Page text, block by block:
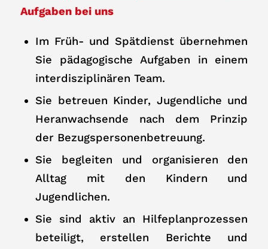
Aufgaben bei uns
Im Früh- und Spätdienst übernehmen
Sie pädagogische Aufgaben in einem
interdisziplinären Team.
Sie betreuen Kinder, Jugendliche und
Heranwachsende nach dem Prinzip
der Bezugspersonenbetreuung.
Sie begleiten und organisieren den
Alltag mit den Kindern und
Jugendlichen.
Sie sind aktiv an Hilfeplanprozessen
beteiligt, erstellen Berichte und